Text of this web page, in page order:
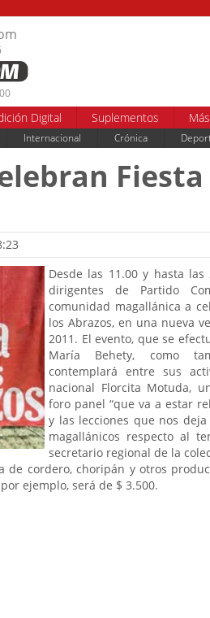
Digital Suplementos
Internacional Crónica
Fiesta
Desde las 11.00 y hasta
dirigentes de Partido
comunidad magallánica a
los Abrazos, en una nueva
2011. El evento, que se
María Behety, como
contemplará entre sus
nacional Florcita Motuda,
foro panel “que va a estar
y las lecciones que nos
magallánicos respecto al
secretario regional de la
de cordero, choripán y otros
ejemplo, será de $ 3.500.